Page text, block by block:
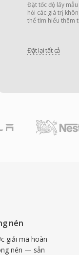
Đặt tốc độ lấy
hỏi các giá trị
thể tìm hiểu thêm
Đặt lại tất cả
nén
giải mã hoàn
nén — sẵn